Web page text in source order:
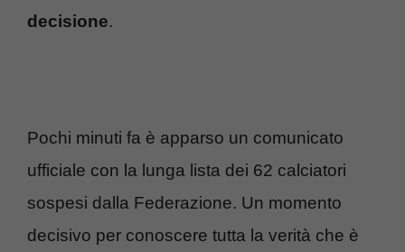
decisione.
Pochi minuti fa è apparso un comunicato
ufficiale con la lunga lista dei 62 calciatori
sospesi dalla Federazione. Un momento
decisivo per conoscere tutta la verità che è